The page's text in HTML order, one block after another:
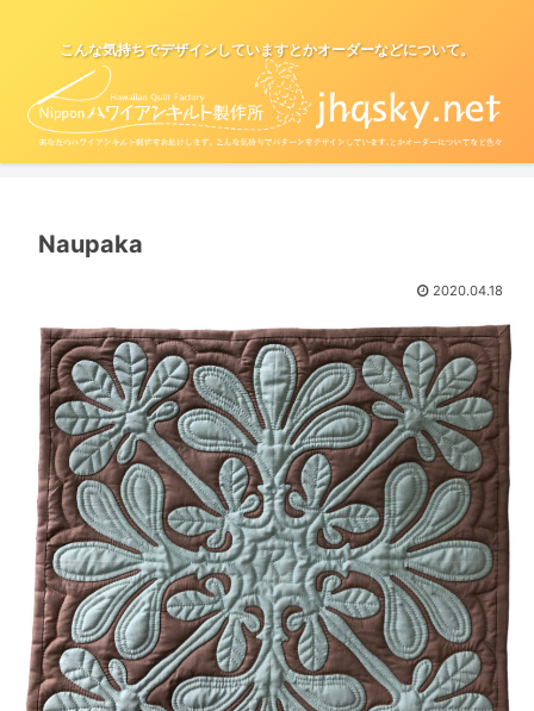
こんな気持ちでデザインしていますとかオーダーなどについて。
Naupaka
2020.04.18